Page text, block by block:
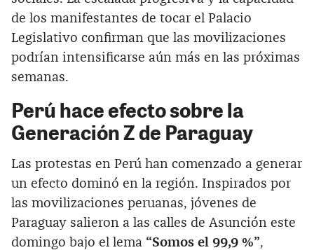
de los manifestantes de tocar el Palacio
Legislativo confirman que las movilizaciones
podrían intensificarse aún más en las próximas
semanas.
Perú hace efecto sobre la
Generación Z de Paraguay
Las protestas en Perú han comenzado a generar
un efecto dominó en la región. Inspirados por
las movilizaciones peruanas, jóvenes de
Paraguay salieron a las calles de Asunción este
domingo bajo el lema “Somos el 99,9 %”,